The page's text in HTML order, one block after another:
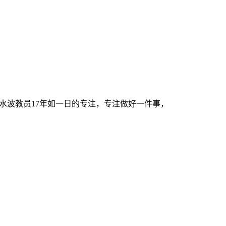
波教员17年如一日的专注，专注做好一件事，